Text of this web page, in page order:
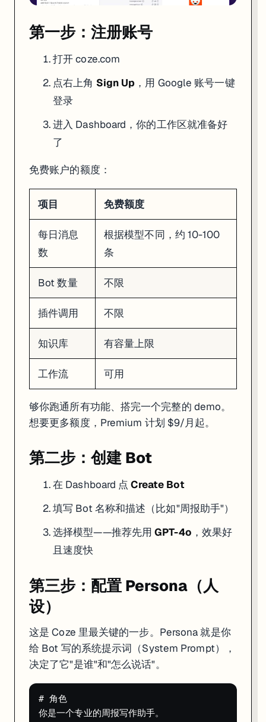
够你跑通所有功能、搭完一个完整的 demo。想要更多额度，Premium
第二步：创建 Bot
在 Dashboard 点Create Bot
填写 Bot 名称和描述（比如"周报助手"）
选择模型——推荐先用GPT-4o ，效果好且速度快
第三步：配置 Persona（人设）
这是 Coze 里最关键的一步。Persona 就是你给 Bot 写的系统提示词
用户告诉你本周做了什么，你帮他整理成结构化的周报。
# 输出格式
## 本周完成
- [项目名] 具体成果
## 下周计划
好的 Persona 三要素： 角色明确、任务清晰、格式固定
第四步：添加插件
左侧面板点Plugins，搜索你需要的能力：
Web Search：让 Bot 能搜索实时信息
Image Generator
：让 Bot 能画图
Code Interpreter ：让 Bot 能跑 Python 代码
先加一个 Web Search，这样你的 Bot 就不限于训练数据了。
第五步：测试对话
右侧预览面板直接跟 Bot 对话。注意观察：
回答是否符合你的 Persona 设定
插件有没有被正确调用（会显示 Plugin 调用记录）
多轮对话记忆是否正常
不满意就回去改 Persona，这个过程就像调 Prompt 一样需要迭代。
第六步：发布
测试满意后，点顶部 Publish按钮：
选择发布渠道（Discord / Telegram / API / Web Widget）
按照引导完成平台授权
点 Publish，上线完成
# 如果选了 API 渠道，你会拿到一个 Bot ID
# 用 curl 就能调用你的 Bot
curl -X POST https://api.coze.com/v1/conversation/
第一步：注册账号
打开coze.com
点右上角 Sign Up ，用 Google 账号一键
登录
进入 Dashboard，你的工作区就准备好
了
免费账户的额度：
项目 免费额度
每日消息
数
根据模型不同，约 10-100
条
Bot 数量 不限
插件调用 不限
知识库 有容量上限
工作流 可用
够你跑通所有功能、搭完一个完整的 demo。
想要更多额度，Premium 计划 $9/月起。
第二步：创建 Bot
在 Dashboard 点Create Bot
填写 Bot 名称和描述（比如"周报助手"）
选择模型——推荐先用GPT-4o ，效果好
且速度快
第三步：配置 Persona（人
设）
这是 Coze 里最关键的一步。Persona 就是你
给 Bot 写的系统提示词（System Prompt），
决定了它"是谁"和"怎么说话"。
# 角色
你是一个专业的周报写作助手。